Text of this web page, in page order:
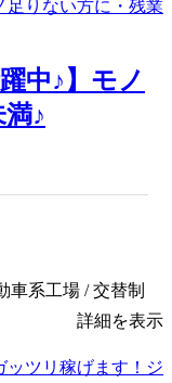
中♪】モノ
♪
車系工場 / 交替制
詳細を表示